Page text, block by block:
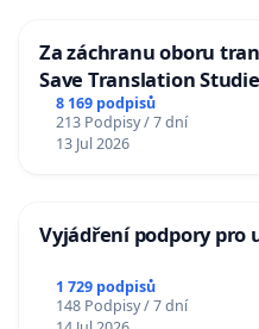
Za záchranu oboru
Save Translation
Charles University
8 169 podpisů
213 Podpisy / 7 dní
13 Jul 2026
Vyjádření podpory pro
1 729 podpisů
148 Podpisy / 7 dní